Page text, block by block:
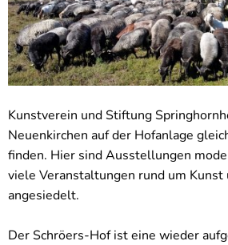
Kunstverein und Stiftung
Neuenkirchen auf der Hofanlage
finden. Hier sind Ausstellungen
viele Veranstaltungen rund um
angesiedelt.
Der Schröers-Hof ist eine wieder